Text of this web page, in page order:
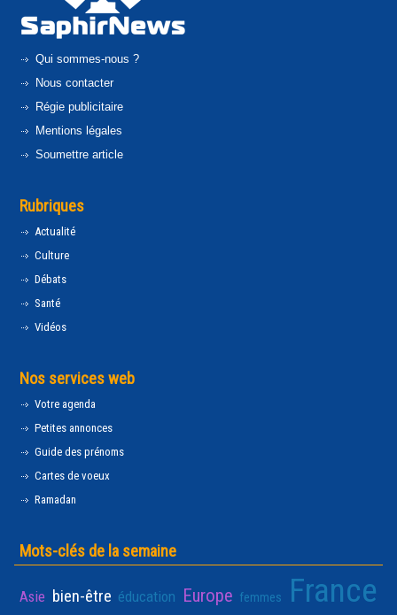
Qui sommes-nous ?
Nous contacter
Régie publicitaire
Mentions légales
Soumettre article
Rubriques
Actualité
Culture
Débats
Santé
Vidéos
Nos services web
Votre agenda
Petites annonces
Guide des prénoms
Cartes de voeux
Ramadan
Mots-clés de la semaine
Asie bien-être éducation Europe femmes France